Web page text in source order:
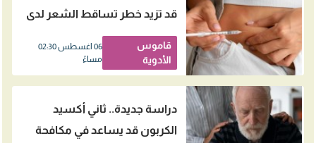
قد تزيد خطر تساقط الشعر لدى
النساء
قاموس
الأدوية
06 اغسطس 02:30
مساءً
دراسة جديدة.. ثاني أكسيد
الكربون قد يساعد في مكافحة